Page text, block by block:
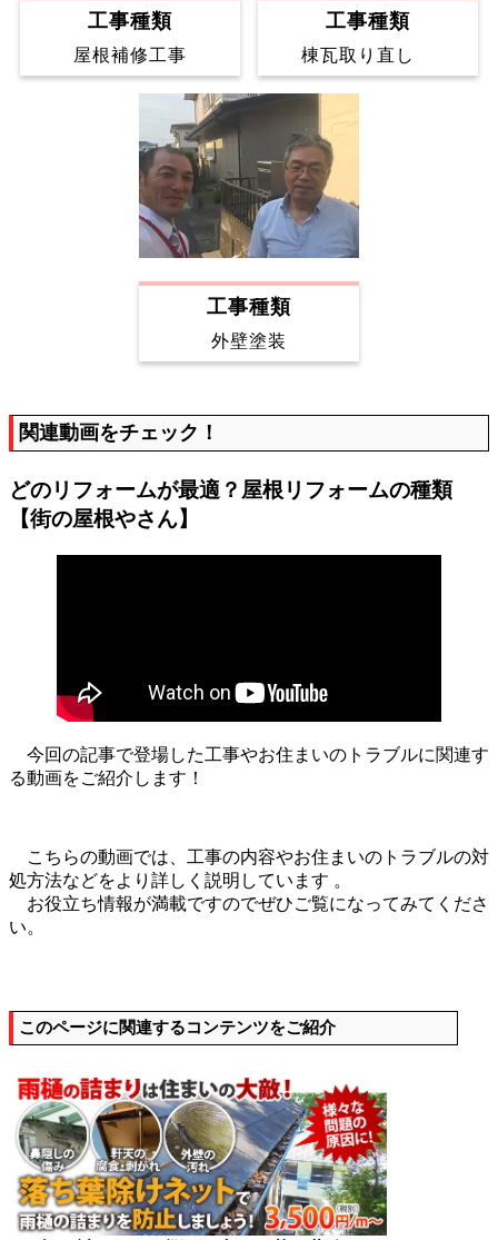
工事種類
屋根補修工事
工事種類
棟瓦取り直し
工事種類
外壁塗装
関連動画をチェック！
どのリフォームが最適？屋根リフォームの種類
【街の屋根やさん】
今回の記事で登場した工事やお住まいのトラブルに関連す
る動画をご紹介します！
こちらの動画では、工事の内容やお住まいのトラブルの対
処方法などをより詳しく説明しています 。
お役立ち情報が満載ですのでぜひご覧になってみてくださ
い。
このページに関連するコンテンツをご紹介